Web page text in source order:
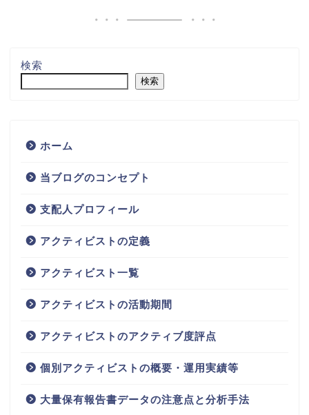
検索
検索
ホーム
当ブログのコンセプト
支配人プロフィール
アクティビストの定義
アクティビスト一覧
アクティビストの活動期間
アクティビストのアクティブ度評点
個別アクティビストの概要・運用実績等
大量保有報告書データの注意点と分析手法